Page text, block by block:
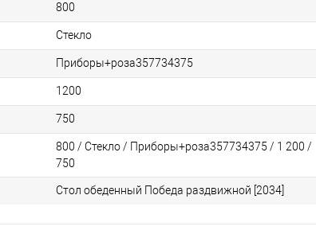
800
Стекло
Приборы+роза357734375
1200
750
800 / Стекло / Приборы+роза357734375 / 1 200 /
750
Стол обеденный Победа раздвижной [2034]